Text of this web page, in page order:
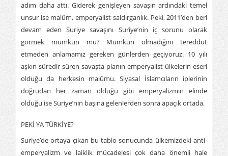
adım daha attı. Giderek genişleyen savaşın ardındaki temel
unsur ise malûm, emperyalist saldırganlık. Peki, 2011’den beri
devam eden Suriye savaşını Suriye’nin iç sorunu olarak
görmek mümkün mü? Mümkün olmadığını tereddüt
etmeden anlamamız gereken günlerden geçiyoruz. 10 yılı
aşkın süredir süren savaşta planın emperyalist ülkelerin eseri
olduğu da herkesin malûmu. Siyasal İslamcıların iplerinin
doğrudan her zaman olduğu gibi emperyalizmin elinde
olduğu ise Suriye’nin başına gelenlerden sonra apaçık ortada.
PEKİ YA TÜRKİYE?
Suriye’de ortaya çıkan bu tablo sonucunda ülkemizdeki anti-
emperyalizm ve laiklik mücadelesi çok daha önemli hale